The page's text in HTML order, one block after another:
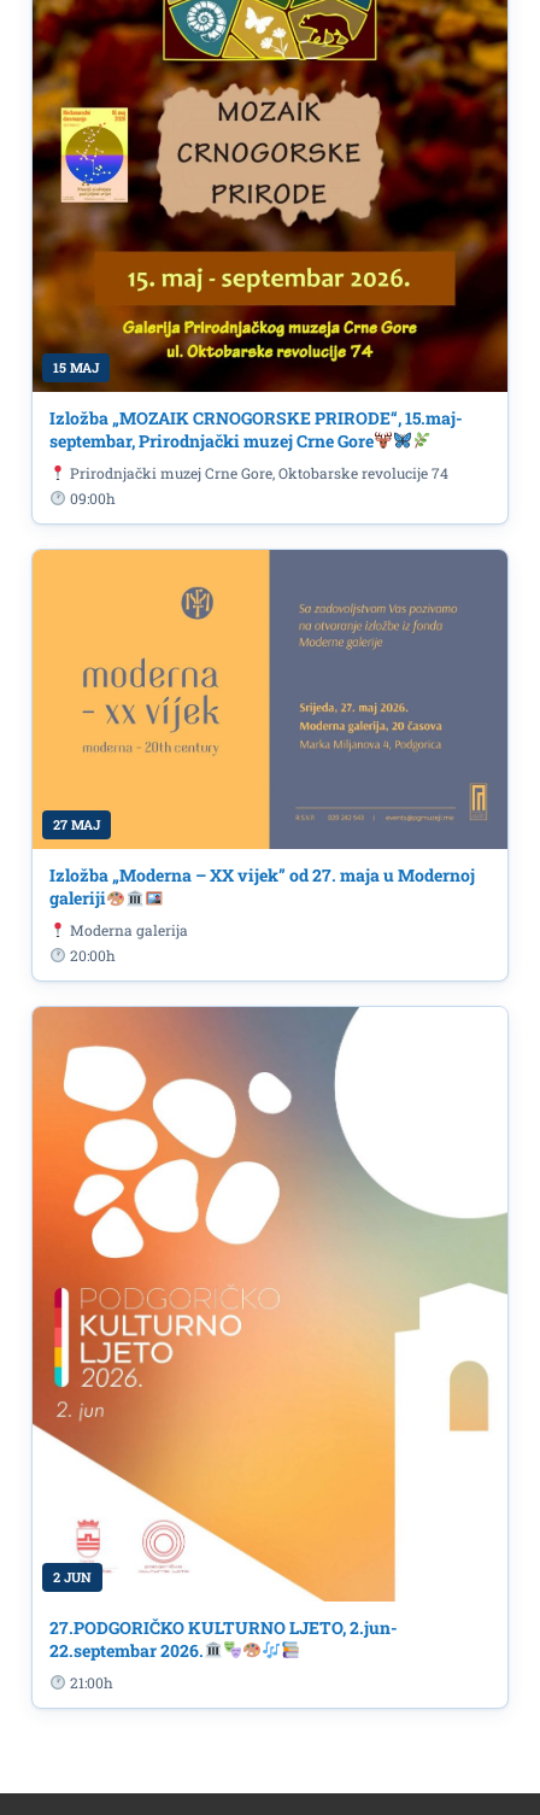
15 MAJ
Izložba „MOZAIK CRNOGORSKE PRIRODE“, 15.maj-
septembar, Prirodnjački muzej Crne Gore
Prirodnjački muzej Crne Gore, Oktobarske revolucije 74
09:00h
27 MAJ
Izložba „Moderna – XX vijek” od 27. maja u Modernoj
galeriji
Moderna galerija
20:00h
2 JUN
27.PODGORIČKO KULTURNO LJETO, 2.jun-
22.septembar 2026.
21:00h